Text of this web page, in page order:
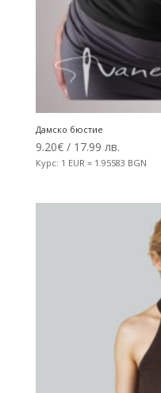
Дамско бюстие
9.20€/ 17.99 лв.
Курс: 1 EUR = 1.95583 BGN